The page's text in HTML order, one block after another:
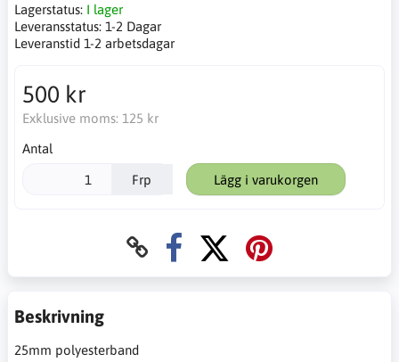
Lagerstatus: I lager
Leveransstatus: 1-2 Dagar
Leveranstid 1-2 arbetsdagar
500 kr
Exklusive moms: 125 kr
Antal
Frp Lägg i varukorgen
Beskrivning
25mm polyesterband